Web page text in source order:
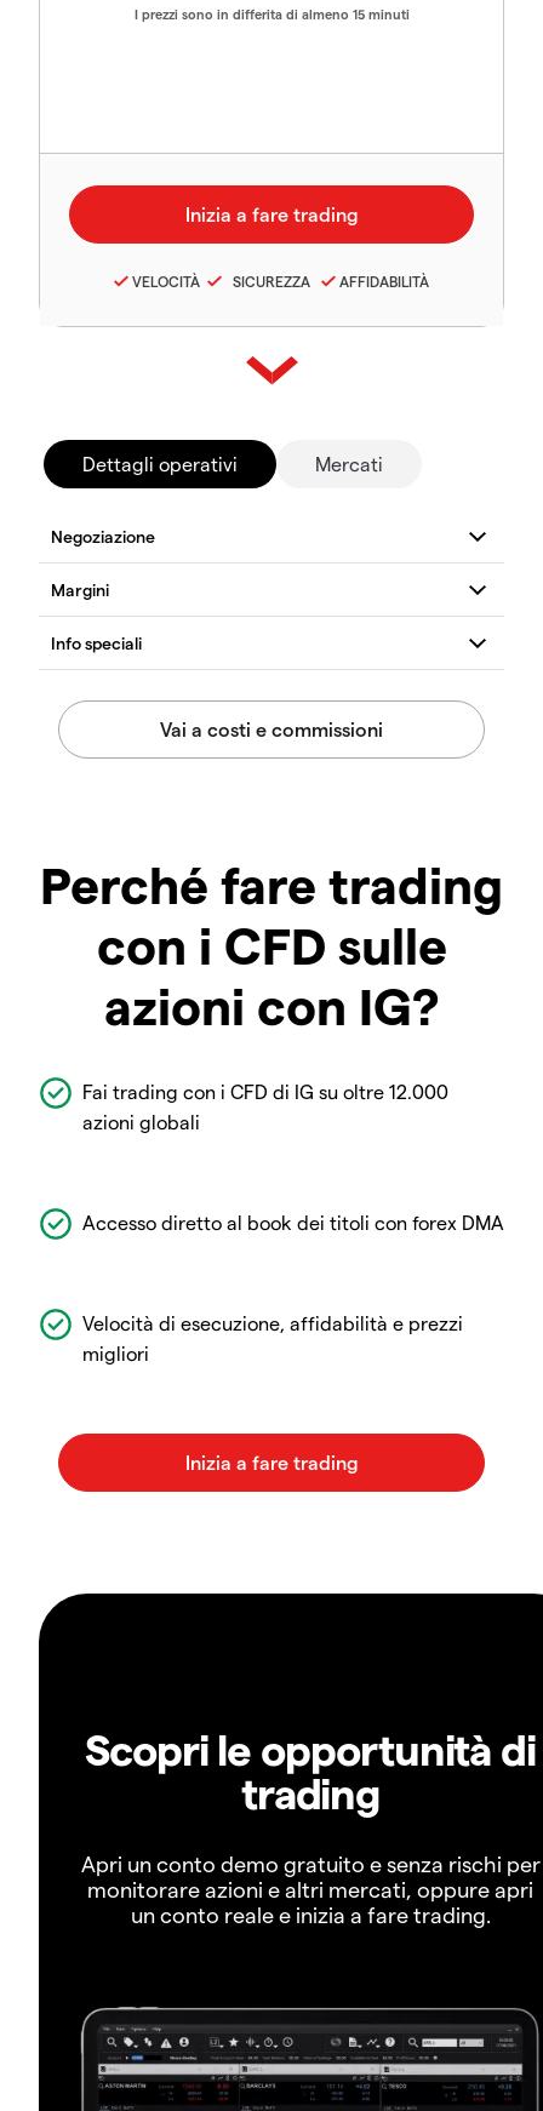
I prezzi sono in differita di almeno 15 minuti
VELOCITÀ SICUREZZA AFFIDABILITÀ
Dettagli operativi Mercati
Perché fare trading
con i CFD sulle
azioni con IG?
Fai trading con i CFD di IG su oltre 12.000
azioni globali
Accesso diretto al book dei titoli con forex DMA
Velocità di esecuzione, affidabilità e prezzi
migliori
Scopri le opportunità di
trading
Apri un conto demo gratuito e senza rischi per
monitorare azioni e altri mercati, oppure apri
un conto reale e inizia a fare trading.